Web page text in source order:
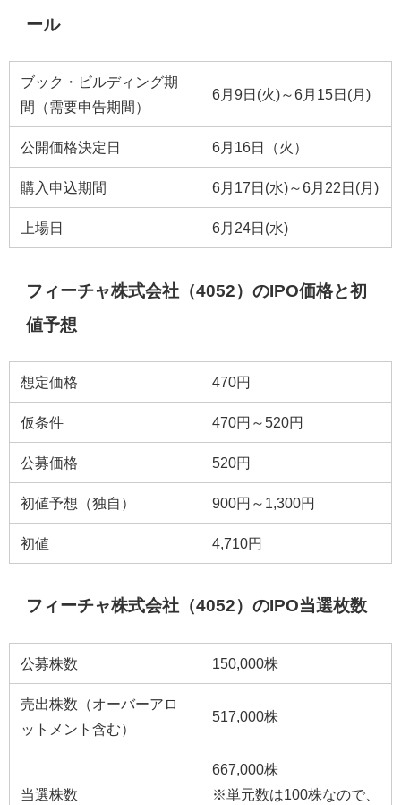
ール
ブック・ビルディング期
間（需要申告期間）
6月9日(火)～6月15日(月)
公開価格決定日 6月16日（火）
購入申込期間 6月17日(水)～6月22日(月)
上場日 6月24日(水)
フィーチャ株式会社（4052）のIPO価格と初
値予想
想定価格 470円
仮条件 470円～520円
公募価格 520円
初値予想（独自） 900円～1,300円
初値 4,710円
フィーチャ株式会社（4052）のIPO当選枚数
公募株数 150,000株
売出株数（オーバーアロ
ットメント含む）
517,000株
当選株数
667,000株
※単元数は100株なので、